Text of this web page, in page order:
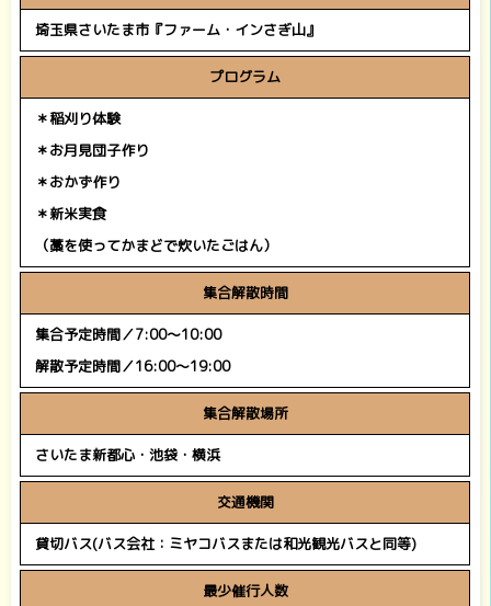
埼玉県さいたま市『ファーム・インさぎ山』
プログラム
＊稲刈り体験
＊お月見団子作り
＊おかず作り
＊新米実食
（藁を使ってかまどで炊いたごはん）
集合解散時間
集合予定時間／7:00～10:00
解散予定時間／16:00～19:00
集合解散場所
さいたま新都心・池袋・横浜
交通機関
貸切バス(バス会社：ミヤコバスまたは和光観光バスと同等)
最少催行人数